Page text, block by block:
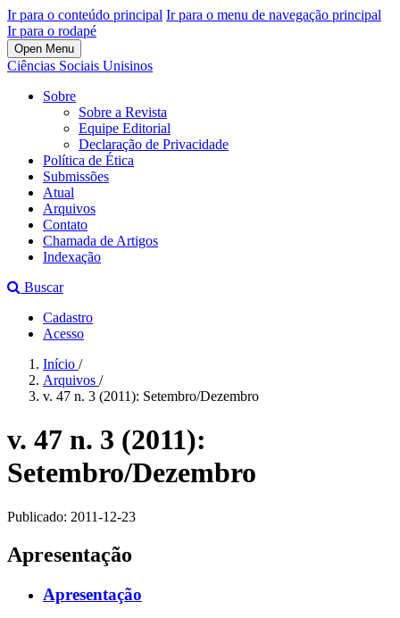
Ir para o conteúdo principal Ir para o menu de navegação principal
Ir para o rodapé
Open Menu
Ciências Sociais Unisinos
Sobre
Sobre a Revista
Equipe Editorial
Declaração de Privacidade
Política de Ética
Submissões
Atual
Arquivos
Contato
Chamada de Artigos
Indexação
Buscar
Cadastro
Acesso
Início /
Arquivos /
v. 47 n. 3 (2011): Setembro/Dezembro
v. 47 n. 3 (2011):
Setembro/Dezembro
Publicado: 2011-12-23
Apresentação
Apresentação